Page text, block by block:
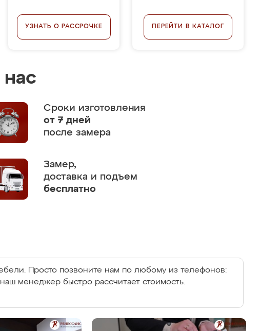
УЗНАТЬ О РАССРОЧКЕ ПЕРЕЙТИ В КАТАЛОГ
Сроки изготовления
от 7 дней
после замера
Замер,
доставка и подъем
бесплатно
Просто позвоните нам по любому из телефонов:
менеджер быстро рассчитает стоимость.